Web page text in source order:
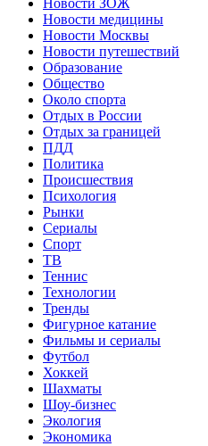
Новости ЗОЖ
Новости медицины
Новости Москвы
Новости путешествий
Образование
Общество
Около спорта
Отдых в России
Отдых за границей
ПДД
Политика
Происшествия
Психология
Рынки
Сериалы
Спорт
ТВ
Теннис
Технологии
Тренды
Фигурное катание
Фильмы и сериалы
Футбол
Хоккей
Шахматы
Шоу-бизнес
Экология
Экономика